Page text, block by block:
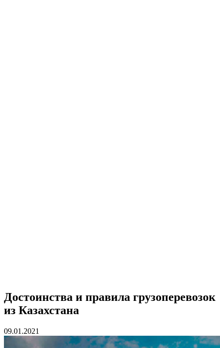
Достоинства и правила грузоперевозок
из Казахстана
09.01.2021